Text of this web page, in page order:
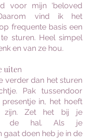
voor mijn ‘beloved
vind ik het
frequente basis een
sturen. Heel simpel
en van ze hou.
uiten
verder dan het sturen
Pak tussendoor
in, het hoeft
zijn. Zet het bij je
de hal. Als je
gaat doen heb je in de